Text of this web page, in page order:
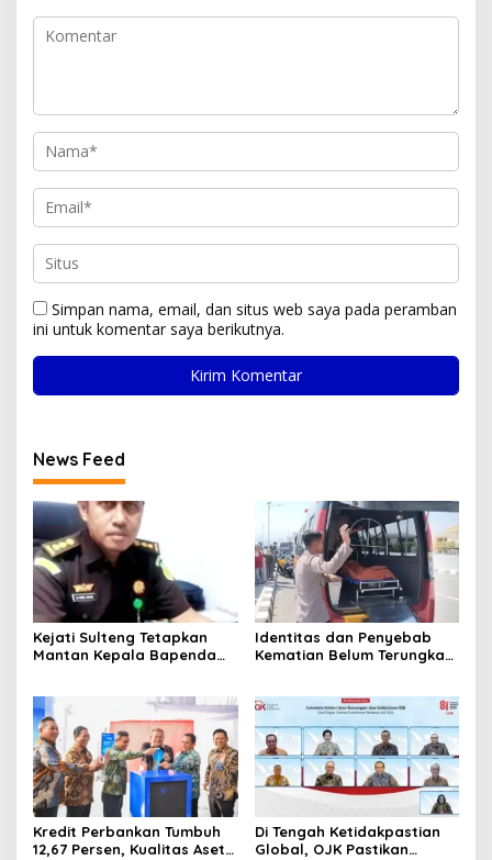
Simpan nama, email, dan situs web saya pada peramban
ini untuk komentar saya berikutnya.
News Feed
Kejati Sulteng Tetapkan
Mantan Kepala Bapenda
Pertambangan
Identitas dan Penyebab
Kematian Belum Terungkap,
Pantai Lere Palu, Kondisi
Tubuh Sudah Terurai
Dicabik Buaya
Kredit Perbankan Tumbuh
12,67 Persen, Kualitas Aset
Di Tengah Ketidakpastian
Global, OJK Pastikan